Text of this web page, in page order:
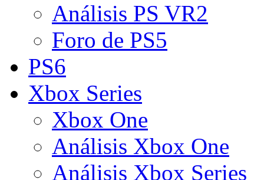
Análisis PS VR2
Foro de PS5
PS6
Xbox Series
Xbox One
Análisis Xbox One
Análisis Xbox Series